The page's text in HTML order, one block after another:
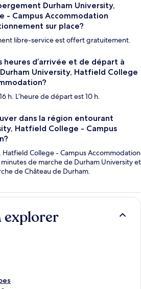
Durham University,
- Campus Accommodation
sur place?
libre-service est offert gratuitement.
heures d’arrivée et de départ à
University, Hatfield College
h. L’heure de départ est 10 h.
dans la région entourant
Hatfield College - Campus
Hatfield College - Campus Accommodation
de marche de Durham University et
de Château de Durham.
explorer